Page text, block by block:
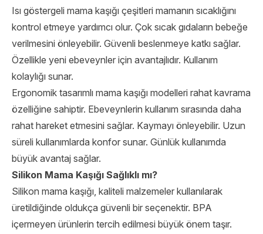
Isı göstergeli mama kaşığı çeşitleri mamanın sıcaklığını
kontrol etmeye yardımcı olur. Çok sıcak gıdaların bebeğe
verilmesini önleyebilir. Güvenli beslenmeye katkı sağlar.
Özellikle yeni ebeveynler için avantajlıdır. Kullanım
kolaylığı sunar.
Ergonomik tasarımlı mama kaşığı modelleri rahat kavrama
özelliğine sahiptir. Ebeveynlerin kullanım sırasında daha
rahat hareket etmesini sağlar. Kaymayı önleyebilir. Uzun
süreli kullanımlarda konfor sunar. Günlük kullanımda
büyük avantaj sağlar.
Silikon Mama Kaşığı Sağlıklı mı?
Silikon mama kaşığı, kaliteli malzemeler kullanılarak
üretildiğinde oldukça güvenli bir seçenektir. BPA
içermeyen ürünlerin tercih edilmesi büyük önem taşır.